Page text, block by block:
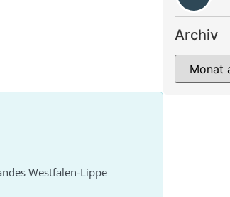
Westfalen-Lippe
Archiv